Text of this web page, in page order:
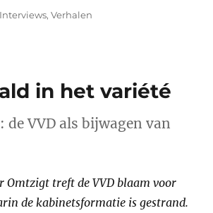
Categorieën
Interviews,Verhalen
in het variété
de VVD als bijwagen van
Omtzigt treft de VVD blaam voor
de kabinetsformatie is gestrand.